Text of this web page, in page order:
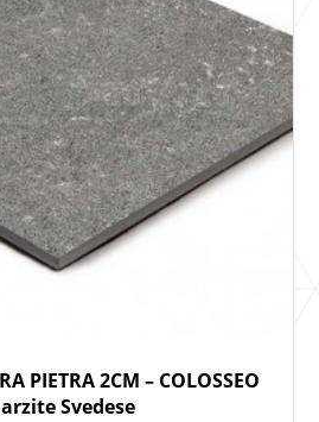
PIETRA 2CM – COLOSSEO
Svedese